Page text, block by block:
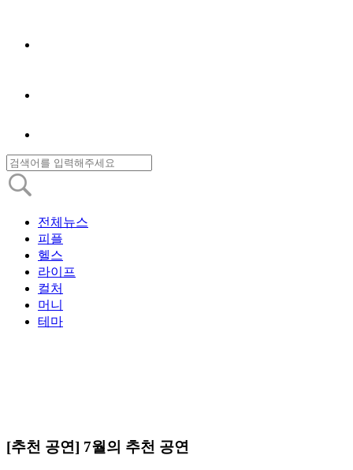
전체뉴스
피플
헬스
라이프
컬처
머니
테마
[추천 공연] 7월의 추천 공연